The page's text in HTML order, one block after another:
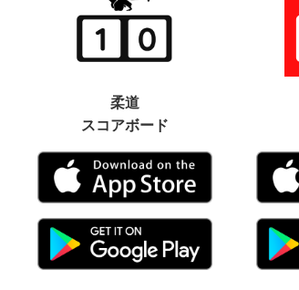
柔道
スコアボード